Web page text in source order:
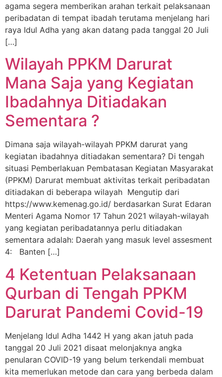
agama segera memberikan arahan terkait pelaksanaan
peribadatan di tempat ibadah terutama menjelang hari
raya Idul Adha yang akan datang pada tanggal 20 Juli
[…]
Wilayah PPKM Darurat
Mana Saja yang Kegiatan
Ibadahnya Ditiadakan
Sementara ?
Dimana saja wilayah-wilayah PPKM darurat yang
kegiatan ibadahnya ditiadakan sementara? Di tengah
situasi Pemberlakuan Pembatasan Kegiatan Masyarakat
(PPKM) Darurat membuat aktivitas terkait peribadatan
ditiadakan di beberapa wilayah Mengutip dari
https://www.kemenag.go.id/ berdasarkan Surat Edaran
Menteri Agama Nomor 17 Tahun 2021 wilayah-wilayah
yang kegiatan peribadatannya perlu ditiadakan
sementara adalah: Daerah yang masuk level assesment
4: Banten […]
4 Ketentuan Pelaksanaan
Qurban di Tengah PPKM
Darurat Pandemi Covid-19
Menjelang Idul Adha 1442 H yang akan jatuh pada
tanggal 20 Juli 2021 disaat melonjaknya angka
penularan COVID-19 yang belum terkendali membuat
kita memerlukan metode dan cara yang berbeda dalam